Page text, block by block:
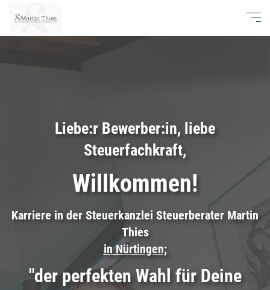
Liebe:r Bewerber:in, liebe
Steuerfachkraft,
Willkommen!
Karriere in der Steuerkanzlei Steuerberater Martin
Thies
in Nürtingen;
"der perfekten Wahl für Deine